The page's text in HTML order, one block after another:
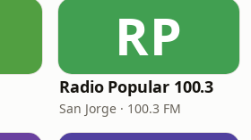
RP
Radio Popular 100.3
San Jorge · 100.3 FM